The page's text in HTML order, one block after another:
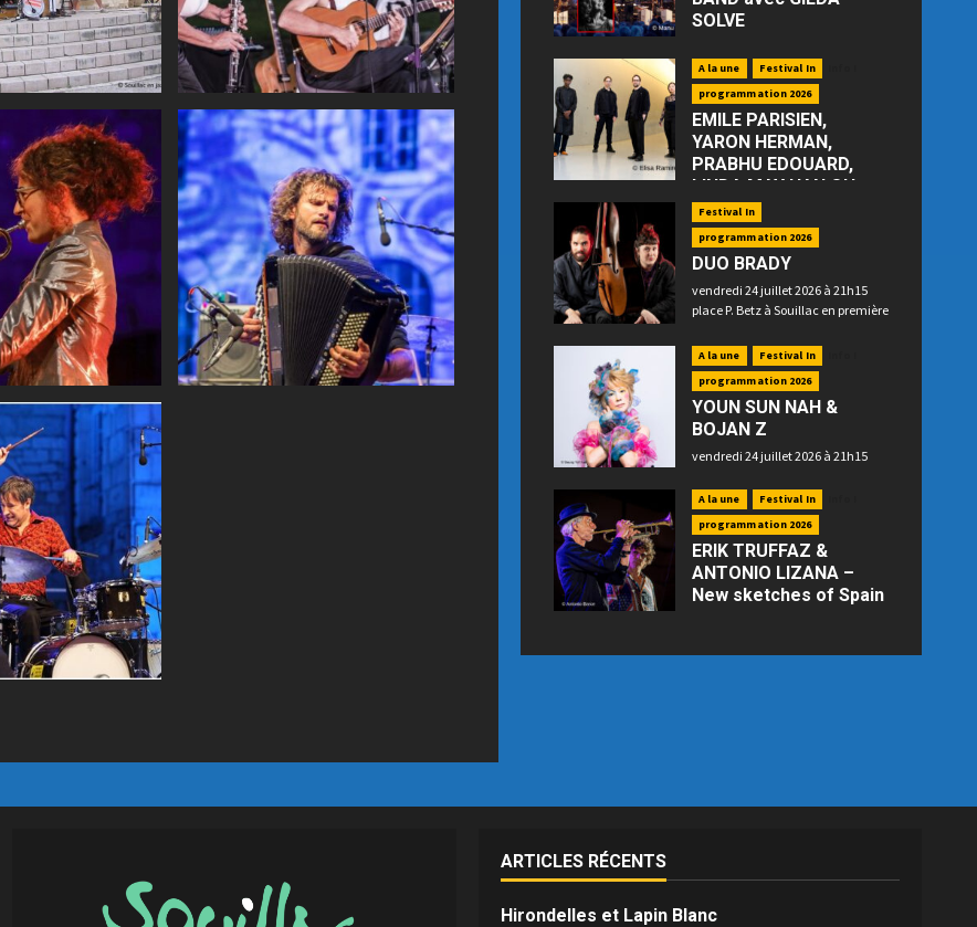
SOLVE
place P. Betz à Souillac - GRATUIT -
A la une Festival In
programmation 2026
EMILE PARISIEN,
YARON HERMAN,
PRABHU EDOUARD,
LINDA MAY HAN OH
—“Floating”
jeudi 23 juillet 2026 à 21h15 place
P. Betz à Souillac
Festival In
programmation 2026
DUO BRADY
vendredi 24 juillet 2026 à 21h15
place P. Betz à Souillac en première
A la une Festival In
programmation 2026
YOUN SUN NAH &
BOJAN Z
vendredi 24 juillet 2026 à 21h15
deuxième partie
A la une Festival In
programmation 2026
ERIK TRUFFAZ &
ANTONIO LIZANA –
New sketches of Spain
ARTICLES RÉCENTS
Hirondelles et Lapin Blanc